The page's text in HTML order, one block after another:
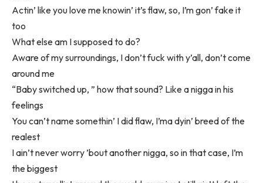
Actin’ like you love me knowin’ it’s flaw, so, I’m gon’ fake it
too
What else am I supposed to do?
Aware of my surroundings, I don’t fuck with y’all, don’t come
around me
“Baby switched up, ” how that sound? Like a nigga in his
feelings
You can’t name somethin’ I did flaw, I’ma dyin’ breed of the
realest
I ain’t never worry ’bout another nigga, so in that case, I’m
the biggest